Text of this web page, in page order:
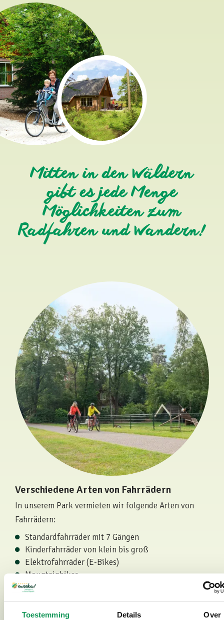
Toestemming Details Over
Mitten in den Wäldern
gibt es jede Menge
Möglichkeiten zum
Radfahren und Wandern!
Verschiedene Arten von Fahrrädern
In unserem Park vermieten wir folgende Arten von
Fahrrädern:
Standardfahrräder mit 7 Gängen
Kinderfahrräder von klein bis groß
Elektrofahrräder (E-Bikes)
Mountainbikes
Kinder-Mountainbikes
Tandems
Eltern-Kind-tandems